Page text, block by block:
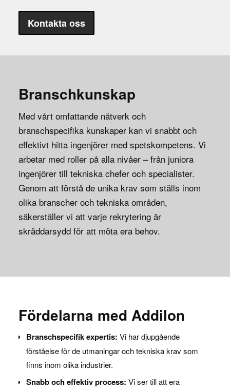
Kontakta oss
Branschkunskap
Med vårt omfattande nätverk och
branschspecifika kunskaper kan vi snabbt och
effektivt hitta ingenjörer med spetskompetens. Vi
arbetar med roller på alla nivåer – från juniora
ingenjörer till tekniska chefer och specialister.
Genom att förstå de unika krav som ställs inom
olika branscher och tekniska områden,
säkerställer vi att varje rekrytering är
skräddarsydd för att möta era behov.
Fördelarna med Addilon
Branschspecifik expertis: Vi har djupgående
förståelse för de utmaningar och tekniska krav som
finns inom olika industrier.
Snabb och effektiv process: Vi ser till att era